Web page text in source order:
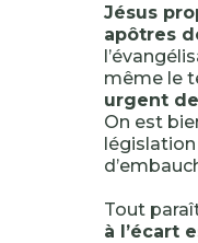
Jésus
apôtres
même le
urgent
On est
Tout
à l’écart